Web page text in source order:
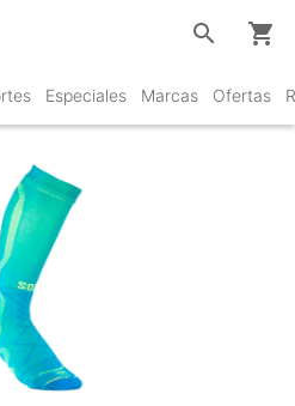
Especiales Marcas Ofertas
search shopping_cart